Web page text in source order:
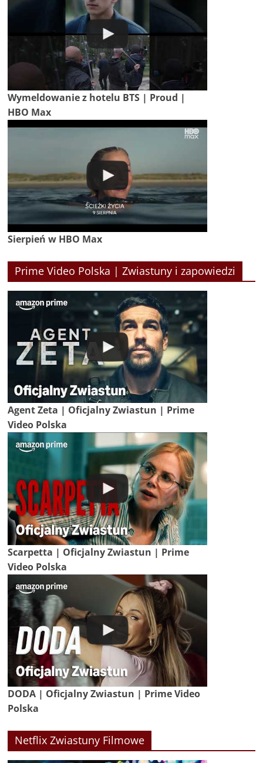
Wymeldowanie z hotelu BTS | Proud |
HBO Max
Sierpień w HBO Max
Prime Video Polska | Zwiastuny i zapowiedzi
Agent Zeta | Oficjalny Zwiastun | Prime
Video Polska
Scarpetta | Oficjalny Zwiastun | Prime
Video Polska
DODA | Oficjalny Zwiastun | Prime Video
Polska
Netflix Zwiastuny Filmowe